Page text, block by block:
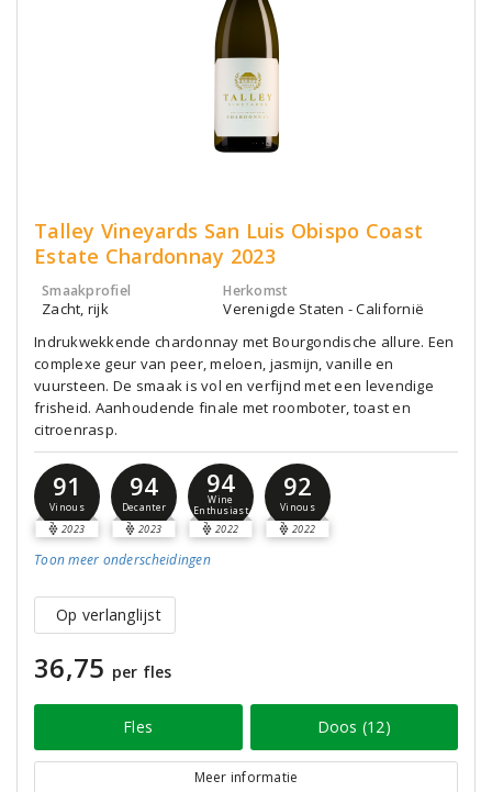
Talley Vineyards San Luis Obispo Coast
Estate Chardonnay 2023
Smaakprofiel
Zacht, rijk
Herkomst
Verenigde Staten - Californië
Indrukwekkende chardonnay met Bourgondische allure. Een
complexe geur van peer, meloen, jasmijn, vanille en
vuursteen. De smaak is vol en verfijnd met een levendige
frisheid. Aanhoudende finale met roomboter, toast en
citroenrasp.
91
Vinous
2023
94
Decanter
2023
94
Wine
Enthusiast
2022
92
Vinous
2022
Toon meer onderscheidingen
Op verlanglijst
36,75 per fles
Fles Doos (12)
Meer informatie